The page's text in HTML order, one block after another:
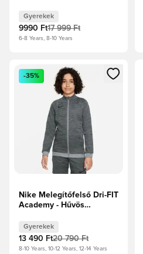
Gyerekek
9990 Ft17 999 Ft
6-8 Years, 8-10 Years
Megnyit egy modált a
-35%
Nike Melegítőfelső Dri-FIT
Academy - Hűvös
Gyerekek
13 490 Ft20 790 Ft
8-10 Years, 10-12 Years, 12-14 Years